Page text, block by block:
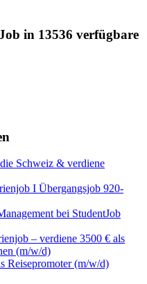
in 13536 verfügbare
Schweiz & verdiene
I Übergangsjob 920-
bei StudentJob
– verdiene 3500 € als
(m/w/d)
Reisepromoter (m/w/d)